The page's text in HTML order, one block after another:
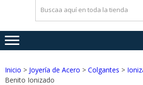
Inicio > Joyería de Acero > Colgantes >
Benito Ionizado